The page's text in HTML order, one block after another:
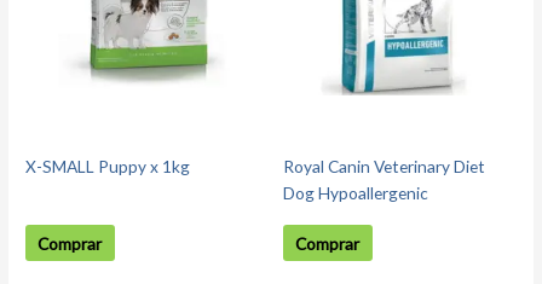
X-SMALL Puppy x 1kg
Comprar
Royal Canin Veterinary Diet
Dog Hypoallergenic
Comprar